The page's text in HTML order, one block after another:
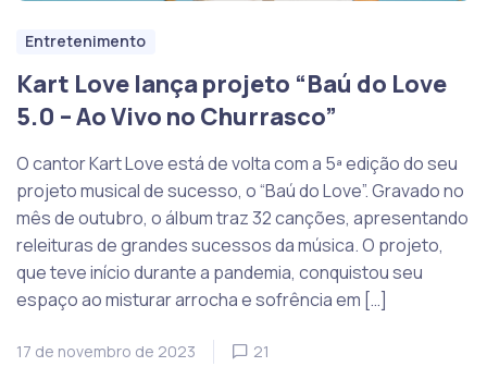
Entretenimento
Kart Love lança projeto “Baú do Love
5.0 – Ao Vivo no Churrasco”
O cantor Kart Love está de volta com a 5ª edição do seu
projeto musical de sucesso, o “Baú do Love”. Gravado no
mês de outubro, o álbum traz 32 canções, apresentando
releituras de grandes sucessos da música. O projeto,
que teve início durante a pandemia, conquistou seu
espaço ao misturar arrocha e sofrência em […]
17 de novembro de 2023 21